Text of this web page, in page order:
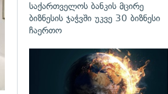
საქართველოს ბანკის მცირე
ბიზნესის ჯაჭვში უკვე 30 ბიზნესი
ჩაერთო